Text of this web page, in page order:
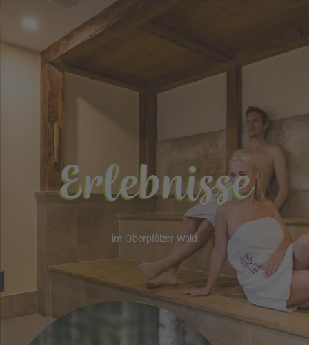
Erlebnisse
im Oberpfälzer Wald